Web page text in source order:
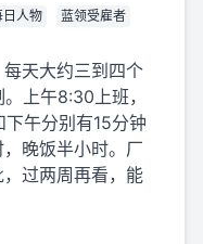
日人物
蓝领受雇者
天大约三到四个
上午8:30上班，
午分别有15分钟
晚饭半小时。厂
过两周再看，能